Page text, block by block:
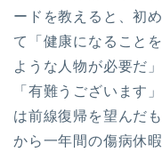
ードを教えると、初
て「健康になること
ような人物が必要だ
「有難うございます
は前線復帰を望んだ
から一年間の傷病休